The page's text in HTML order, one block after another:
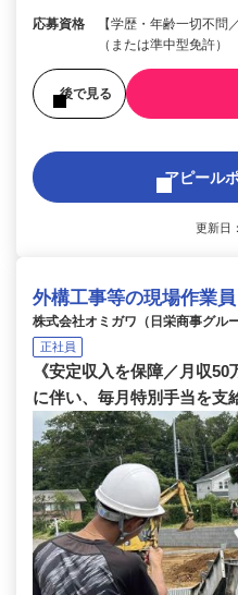
応募資格
【学歴・年齢一切不
（または準中型免許）
後で見る
アピール
更新日
外構工事等の現場作業員
株式会社オミガワ（日栄商事グルー
正社員
《安定収入を保障／月収
に伴い、毎月特別手当を支